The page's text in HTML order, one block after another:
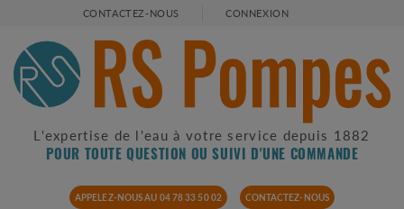
CONTACTEZ-NOUS CONNEXION
L'expertise de l'eau à votre service depuis 1882
POUR TOUTE QUESTION OU SUIVI D'UNE COMMANDE
APPELEZ-NOUS AU 04 78 33 50 02 CONTACTEZ-NOUS